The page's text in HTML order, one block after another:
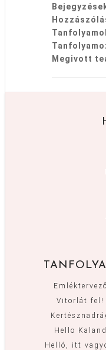
Megivott
Emléktervező
Vitorlát fel!
Hello Kaland
Helló, itt